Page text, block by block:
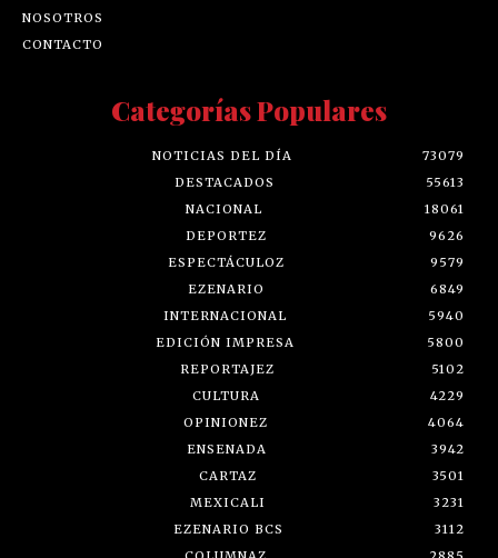
NOSOTROS
CONTACTO
Categorías Populares
NOTICIAS DEL DÍA
73079
DESTACADOS
55613
NACIONAL
18061
DEPORTEZ
9626
ESPECTÁCULOZ
9579
EZENARIO
6849
INTERNACIONAL
5940
EDICIÓN IMPRESA
5800
REPORTAJEZ
5102
CULTURA
4229
OPINIONEZ
4064
ENSENADA
3942
CARTAZ
3501
MEXICALI
3231
EZENARIO BCS
3112